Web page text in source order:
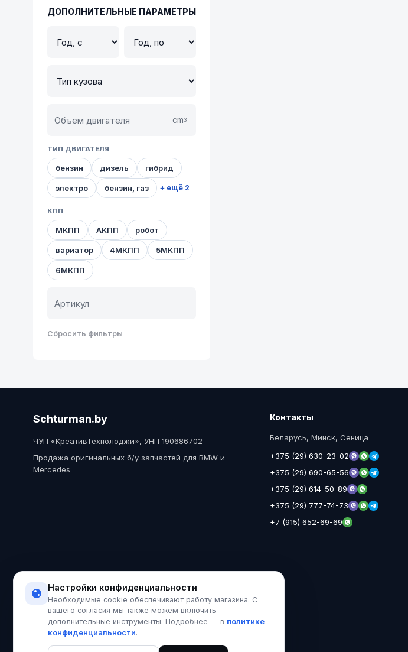
ДОПОЛНИТЕЛЬНЫЕ ПАРАМЕТРЫ
cm3
ТИП ДВИГАТЕЛЯ
бензин дизель гибрид
электро бензин, газ + ещё 2
КПП
МКПП АКПП робот
вариатор 4МКПП 5МКПП
6МКПП
Сбросить фильтры
Schturman.by
ЧУП «КреативТехнолоджи», УНП 190686702
Продажа оригинальных б/у запчастей для BMW и
Mercedes
Контакты
Беларусь, Минск, Сеница
+375 (29) 630-23-02
+375 (29) 690-65-56
+375 (29) 614-50-89
+375 (29) 777-74-73
+7 (915) 652-69-69
Настройки конфиденциальности
Необходимые cookie обеспечивают работу магазина. С
вашего согласия мы также можем включить
дополнительные инструменты. Подробнее — в политике
конфиденциальности.